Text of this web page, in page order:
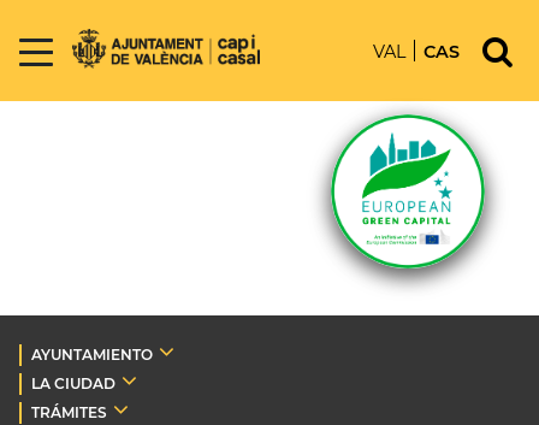
VAL CAS
AYUNTAMIENTO
LA CIUDAD
TRÁMITES